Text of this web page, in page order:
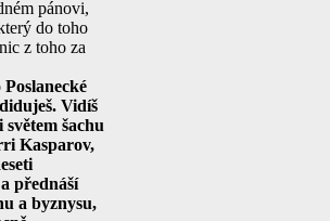
pánovi,
do toho
z toho za
Vidíš
šachu
Kasparov,
přednáší
a byznysu,